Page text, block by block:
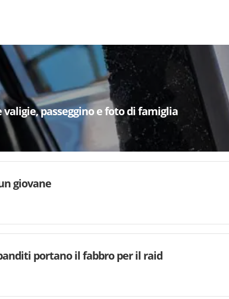
passeggino e foto di famiglia
giovane
portano il fabbro per il raid